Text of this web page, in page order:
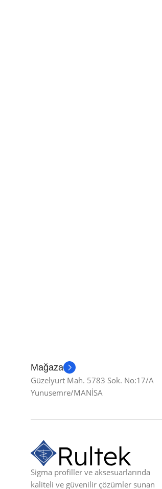
Mağaza
Güzelyurt Mah. 5783 Sok. No:17/A
Yunusemre/MANİSA
Sigma profiller ve aksesuarlarında
kaliteli ve güvenilir çözümler sunan